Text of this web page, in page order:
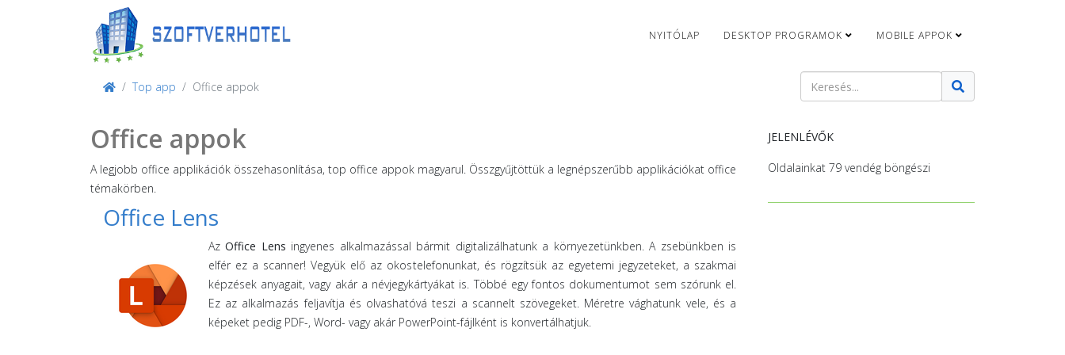
NYITÓLAP DESKTOP PROGRAMOK MOBILE APPOK
Top app Office appok
Keresés
Office appok
A legjobb office applikációk összehasonlítása, top office appok magyarul. Összgyűjtöttük a legnépszerűbb applikációkat office
témakörben.
Office Lens
AzOffice Lens ingyenes alkalmazással bármit digitalizálhatunk a környezetünkben. A zsebünkben is
elfér ez a scanner! Vegyük elő az okostelefonunkat, és rögzítsük az egyetemi jegyzeteket, a szakmai
képzések anyagait, vagy akár a névjegykártyákat is. Többé egy fontos dokumentumot sem szórunk el.
Ez az alkalmazás feljavítja és olvashatóvá teszi a scannelt szövegeket. Méretre vághatunk vele, és a
képeket pedig PDF-, Word- vagy akár PowerPoint-fájlként is konvertálhatjuk.
JELENLÉVŐK
Oldalainkat 79 vendég böngészi